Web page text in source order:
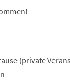
(private